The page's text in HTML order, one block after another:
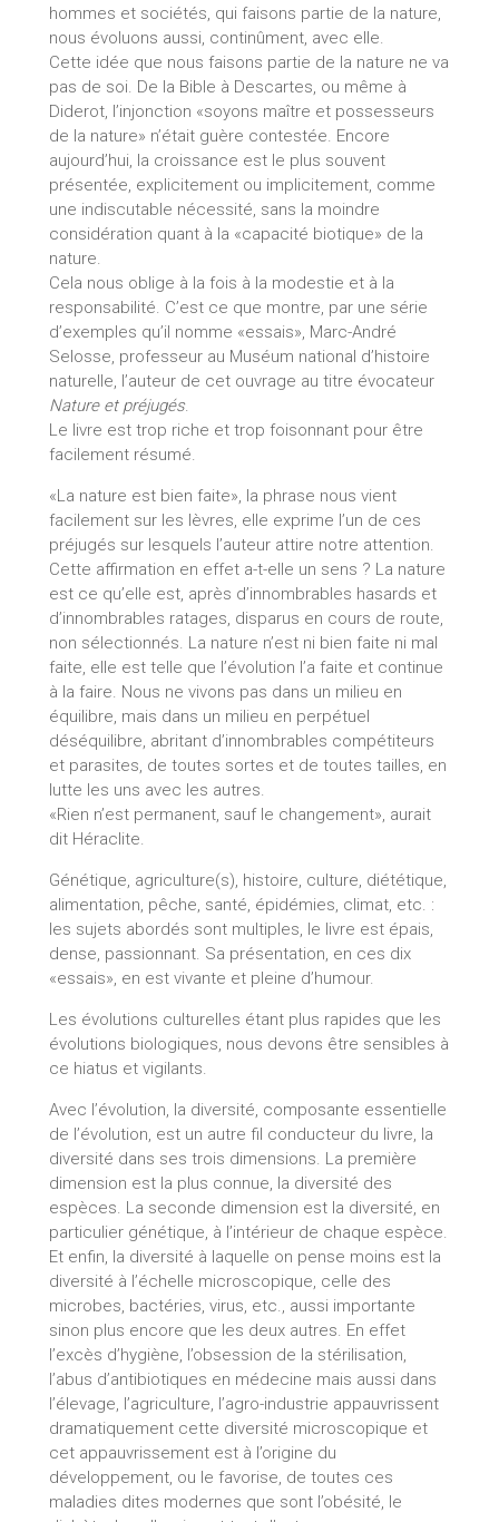
hommes et sociétés, qui faisons partie de la nature,
nous évoluons aussi, continûment, avec elle.
Cette idée que nous faisons partie de la nature ne va
pas de soi. De la Bible à Descartes, ou même à
Diderot, l’injonction «soyons maître et possesseurs
de la nature» n’était guère contestée. Encore
aujourd’hui, la croissance est le plus souvent
présentée, explicitement ou implicitement, comme
une indiscutable nécessité, sans la moindre
considération quant à la «capacité biotique» de la
nature.
Cela nous oblige à la fois à la modestie et à la
responsabilité. C’est ce que montre, par une série
d’exemples qu’il nomme «essais», Marc-André
Selosse, professeur au Muséum national d’histoire
naturelle, l’auteur de cet ouvrage au titre évocateur
Nature et préjugés.
Le livre est trop riche et trop foisonnant pour être
facilement résumé.
«La nature est bien faite», la phrase nous vient
facilement sur les lèvres, elle exprime l’un de ces
préjugés sur lesquels l’auteur attire notre attention.
Cette affirmation en effet a-t-elle un sens ? La nature
est ce qu’elle est, après d’innombrables hasards et
d’innombrables ratages, disparus en cours de route,
non sélectionnés. La nature n’est ni bien faite ni mal
faite, elle est telle que l’évolution l’a faite et continue
à la faire. Nous ne vivons pas dans un milieu en
équilibre, mais dans un milieu en perpétuel
déséquilibre, abritant d’innombrables compétiteurs
et parasites, de toutes sortes et de toutes tailles, en
lutte les uns avec les autres.
«Rien n’est permanent, sauf le changement», aurait
dit Héraclite.
Génétique, agriculture(s), histoire, culture, diététique,
alimentation, pêche, santé, épidémies, climat, etc. :
les sujets abordés sont multiples, le livre est épais,
dense, passionnant. Sa présentation, en ces dix
«essais», en est vivante et pleine d’humour.
Les évolutions culturelles étant plus rapides que les
évolutions biologiques, nous devons être sensibles à
ce hiatus et vigilants.
Avec l’évolution, la diversité, composante essentielle
de l’évolution, est un autre fil conducteur du livre, la
diversité dans ses trois dimensions. La première
dimension est la plus connue, la diversité des
espèces. La seconde dimension est la diversité, en
particulier génétique, à l’intérieur de chaque espèce.
Et enfin, la diversité à laquelle on pense moins est la
diversité à l’échelle microscopique, celle des
microbes, bactéries, virus, etc., aussi importante
sinon plus encore que les deux autres. En effet
l’excès d’hygiène, l’obsession de la stérilisation,
l’abus d’antibiotiques en médecine mais aussi dans
l’élevage, l’agriculture, l’agro-industrie appauvrissent
dramatiquement cette diversité microscopique et
cet appauvrissement est à l’origine du
développement, ou le favorise, de toutes ces
maladies dites modernes que sont l’obésité, le